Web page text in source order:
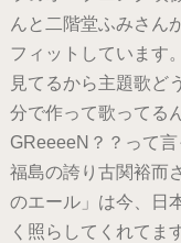
んと二階堂ふみさん
フィットしています
見てるから主題歌ど
分で作って歌ってる
GReeeeN？？って
福島の誇り古関裕而
のエール」は今、日
く照らしてくれてま